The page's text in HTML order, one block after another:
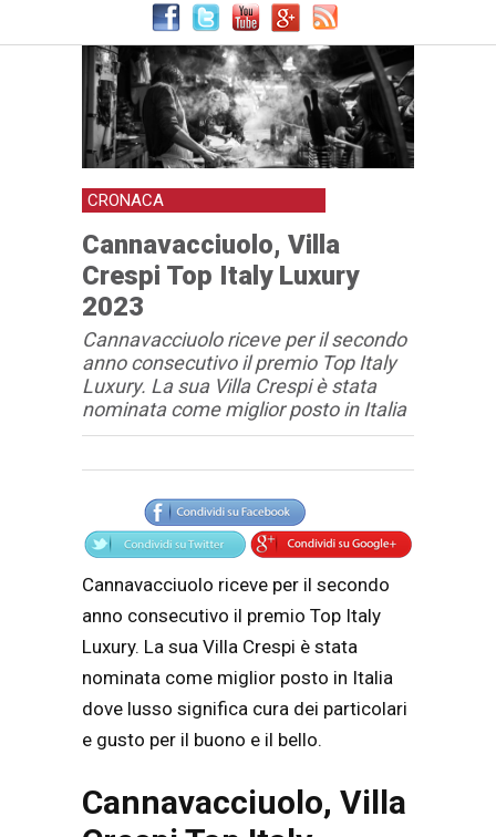
CRONACA
Cannavacciuolo, Villa
Crespi Top Italy Luxury
2023
Cannavacciuolo riceve per il secondo
anno consecutivo il premio Top Italy
Luxury. La sua Villa Crespi è stata
nominata come miglior posto in Italia
Articolo
Testo articolo principale
Cannavacciuolo riceve per il secondo
anno consecutivo il premio Top Italy
Luxury. La sua Villa Crespi è stata
nominata come miglior posto in Italia
dove lusso significa cura dei particolari
e gusto per il buono e il bello.
Cannavacciuolo, Villa